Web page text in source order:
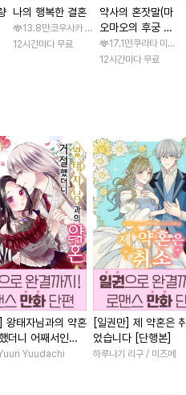
나의 행복한 결혼
13.8만코우사카 리토 / 아기토기 아쿠미
12시간마다 무료
약사의 혼잣말(마
오마오의 후궁 수
수께끼 풀이수첩)
17.1만쿠라타 미노
12시간마다 무료
왕태자님과의 약혼
더니 어째서인지
돌변했습니다 [단
Yuudachi
[일권만] 제 약혼은
었습니다 [단행본]
하루나기 리구 / 미즈메